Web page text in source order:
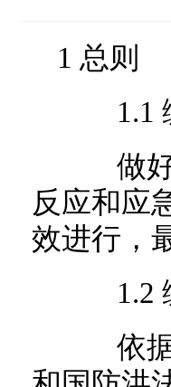
1 总则
1.1
做好
反应和应
效进行，
1.2
依据